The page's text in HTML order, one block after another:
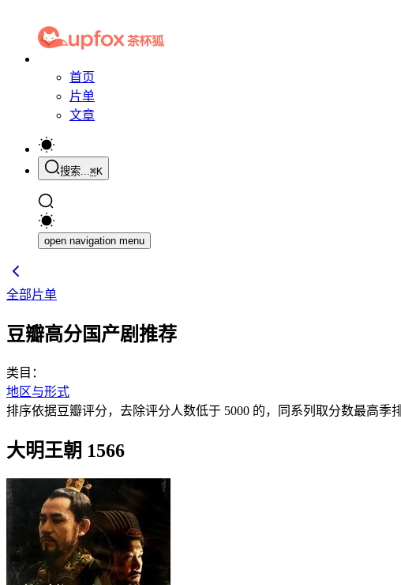
首页
片单
文章
搜索...⌘K
open navigation menu
全部片单
豆瓣高分国产剧推荐
类目：
地区与形式
排序依据豆瓣评分，去除评分人数低于 5000 的，同系列取分数最高季
大明王朝 1566